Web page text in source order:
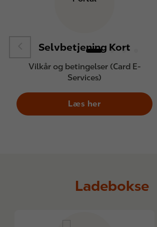
Selvbetjening Kort
Vilkår og betingelser (Card E-
Services)
Læs her
Ladebokse